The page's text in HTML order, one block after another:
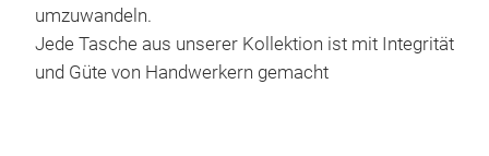
umzuwandeln.
Jede Tasche aus unserer Kollektion ist mit Integrität
und Güte von Handwerkern gemacht